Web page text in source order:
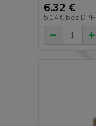
6,32 €
5,14 € bez DPH